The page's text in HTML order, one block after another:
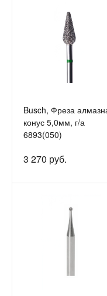
Busch, Фреза
конус 5,0мм, г/а
6893(050)
3 270 руб.